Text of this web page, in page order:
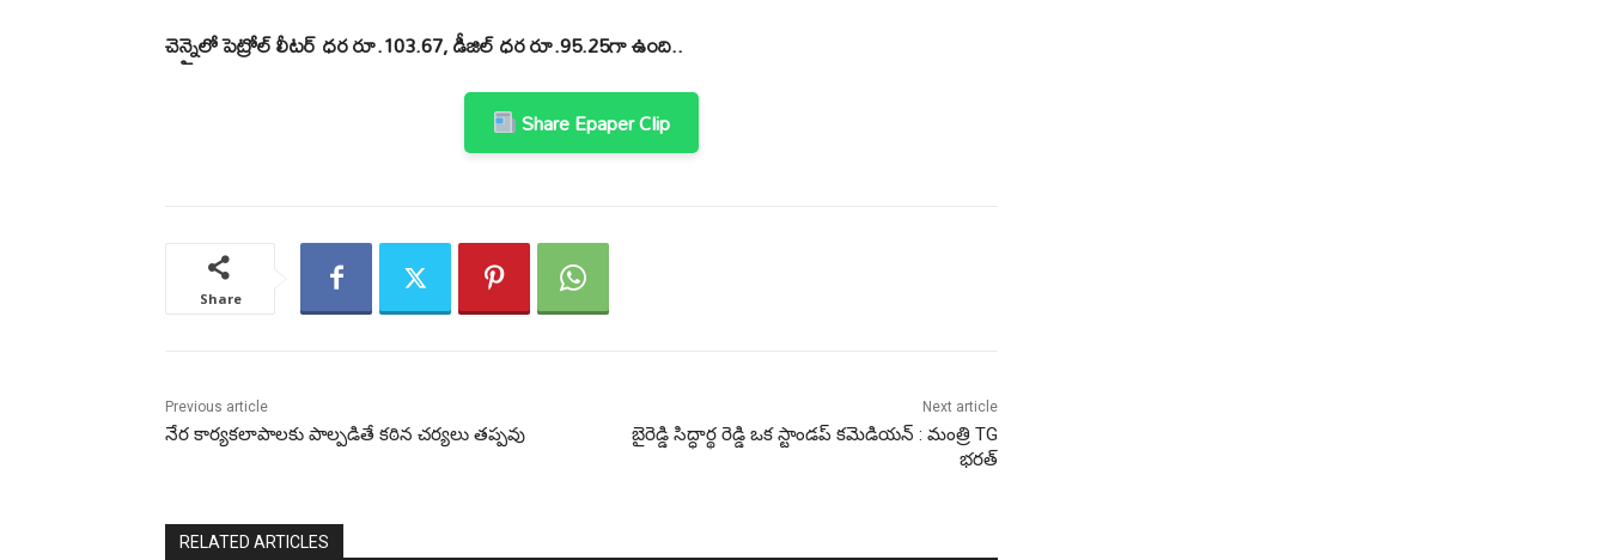
చెన్నైలో పెట్రోల్ లీటర్ ధర రూ.103.67, డీజిల్ ధర రూ.95.25గా ఉంది..
Share Epaper Clip
Share
Previous article
నేర కార్యకలాపాలకు పాల్పడితే కఠిన చర్యలు తప్పవు
Next article
బైరెడ్డి సిద్ధార్థ రెడ్డి ఒక స్టాండప్ కమెడియన్ : మంత్రి TG
భరత్
RELATED ARTICLES